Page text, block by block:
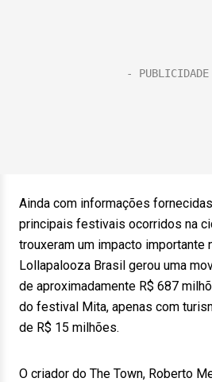
Ainda com informações
principais festivais ocorridos na
trouxeram um impacto importante
Lollapalooza Brasil gerou uma
de aproximadamente R$ 687
do festival Mita, apenas com
de R$ 15 milhões.
O criador do The Town, Roberto